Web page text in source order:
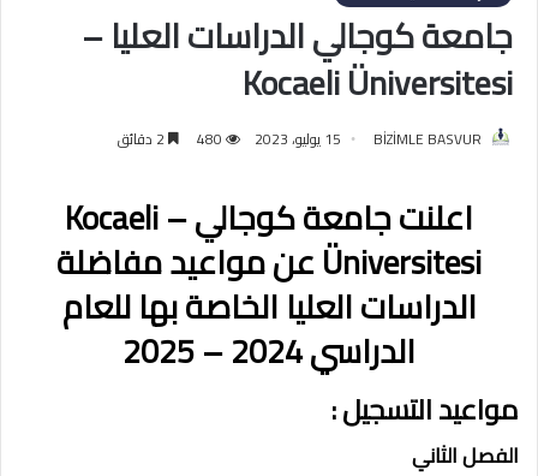
جامعة كوجالي الدراسات العليا –
Kocaeli Üniversitesi
BİZİMLE BASVUR 15 يوليو، 2023 480
اعلنت جامعة كوجالي – Kocaeli
Üniversitesi عن مواعيد مفاضلة
الدراسات العليا الخاصة بها للعام
الدراسي 2024 – 2025
مواعيد التسجيل :
الفصل الثاني